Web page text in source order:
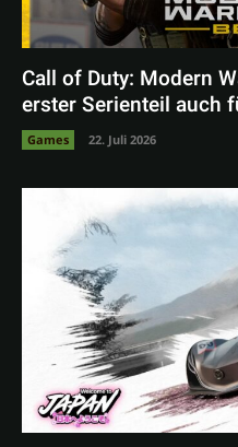
Call of Duty: Modern
erster Serienteil auch
Games 22. Juli 2026